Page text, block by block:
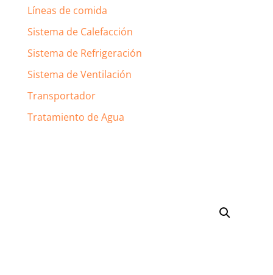
Líneas de comida
Sistema de Calefacción
Sistema de Refrigeración
Sistema de Ventilación
Transportador
Tratamiento de Agua